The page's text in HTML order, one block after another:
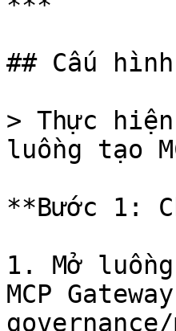
## Cấu
> Thực
luồng tạo
**Bước 1:
1. Mở
MCP